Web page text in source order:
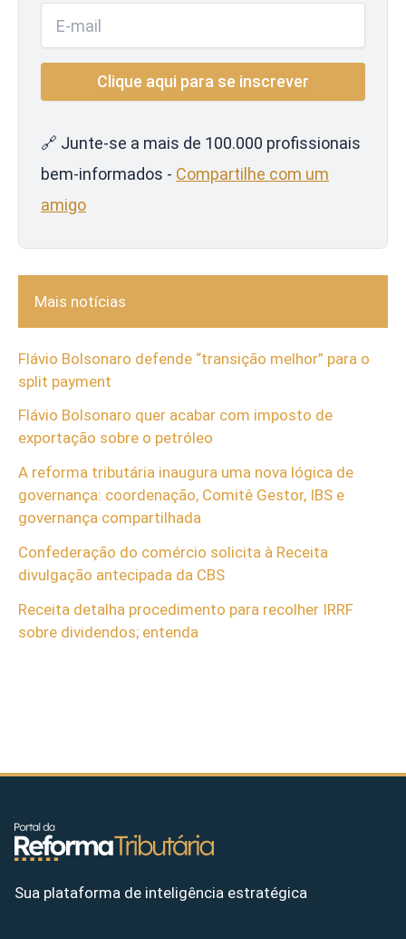
🔗 Junte-se a mais de 100.000 profissionais
bem-informados - Compartilhe com um
amigo
Mais notícias
Flávio Bolsonaro defende “transição melhor” para o
split payment
Flávio Bolsonaro quer acabar com imposto de
exportação sobre o petróleo
A reforma tributária inaugura uma nova lógica de
governança: coordenação, Comitê Gestor, IBS e
governança compartilhada
Confederação do comércio solicita à Receita
divulgação antecipada da CBS
Receita detalha procedimento para recolher IRRF
sobre dividendos; entenda
Sua plataforma de inteligência estratégica